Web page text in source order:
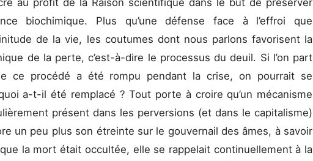
au profit de la Raison scientifique dans le but de préserver
biochimique. Plus qu’une défense face à l’effroi que
de la vie, les coutumes dont nous parlons favorisent la
de la perte, c’est-à-dire le processus du deuil. Si l’on part
ce procédé a été rompu pendant la crise, on pourrait se
a-t-il été remplacé ? Tout porte à croire qu’un mécanisme
présent dans les perversions (et dans le capitalisme)
un peu plus son étreinte sur le gouvernail des âmes, à savoir
la mort était occultée, elle se rappelait continuellement à la